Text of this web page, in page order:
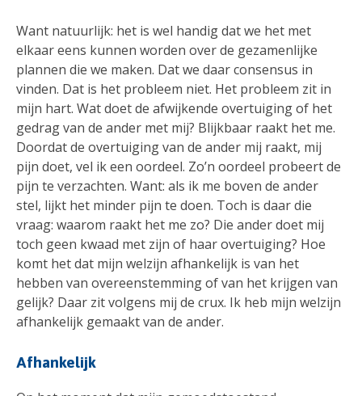
Want natuurlijk: het is wel handig dat we het met
elkaar eens kunnen worden over de gezamenlijke
plannen die we maken. Dat we daar consensus in
vinden. Dat is het probleem niet. Het probleem zit in
mijn hart. Wat doet de afwijkende overtuiging of het
gedrag van de ander met mij? Blijkbaar raakt het me.
Doordat de overtuiging van de ander mij raakt, mij
pijn doet, vel ik een oordeel. Zo’n oordeel probeert de
pijn te verzachten. Want: als ik me boven de ander
stel, lijkt het minder pijn te doen. Toch is daar die
vraag: waarom raakt het me zo? Die ander doet mij
toch geen kwaad met zijn of haar overtuiging? Hoe
komt het dat mijn welzijn afhankelijk is van het
hebben van overeenstemming of van het krijgen van
gelijk? Daar zit volgens mij de crux. Ik heb mijn welzijn
afhankelijk gemaakt van de ander.
Afhankelijk